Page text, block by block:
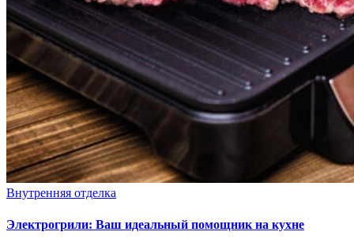
Внутренняя отделка
Электрогрили: Ваш идеальный помощник на кухне